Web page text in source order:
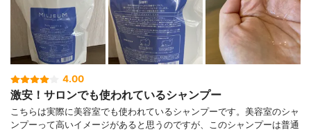
4.00
激安！サロンでも使われているシャンプー
こちらは実際に美容室でも使われているシャンプーです。美容室のシャ
ンプーって高いイメージがあると思うのですが、このシャンプーは普通